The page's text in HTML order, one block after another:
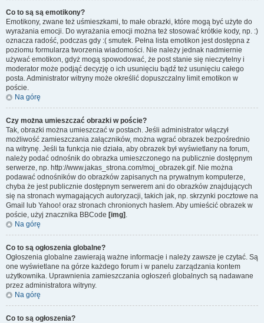
Co to są są emotikony?
Emotikony, zwane też uśmieszkami, to małe obrazki, które mogą być użyte do
wyrażania emocji. Do wyrażania emocji można też stosować krótkie kody, np. :)
oznacza radość, podczas gdy :( smutek. Pełna lista emotikon jest dostępna z
poziomu formularza tworzenia wiadomości. Nie należy jednak nadmiernie
używać emotikon, gdyż mogą spowodować, że post stanie się nieczytelny i
moderator może podjąć decyzję o ich usunięciu bądź też usunięciu całego
posta. Administrator witryny może określić dopuszczalny limit emotikon w
poście.
Na górę
Czy można umieszczać obrazki w poście?
Tak, obrazki można umieszczać w postach. Jeśli administrator włączył
możliwość zamieszczania załączników, można wgrać obrazek bezpośrednio
na witrynę. Jeśli ta funkcja nie działa, aby obrazek był wyświetlany na forum,
należy podać odnośnik do obrazka umieszczonego na publicznie dostępnym
serwerze, np. http://www.jakas_strona.com/moj_obrazek.gif. Nie można
podawać odnośników do obrazków zapisanych na prywatnym komputerze,
chyba że jest publicznie dostępnym serwerem ani do obrazków znajdujących
się na stronach wymagających autoryzacji, takich jak, np. skrzynki pocztowe na
Gmail lub Yahoo! oraz stronach chronionych hasłem. Aby umieścić obrazek w
poście, użyj znacznika BBCode [img] .
Na górę
Co to są ogłoszenia globalne?
Ogłoszenia globalne zawierają ważne informacje i należy zawsze je czytać. Są
one wyświetlane na górze każdego forum i w panelu zarządzania kontem
użytkownika. Uprawnienia zamieszczania ogłoszeń globalnych są nadawane
przez administratora witryny.
Na górę
Co to są ogłoszenia?